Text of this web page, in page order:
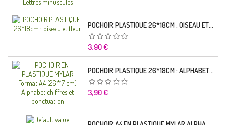
POCHOIR PLASTIQUE 26*18CM : OISEAU ET FLEUR
Prix
3,90 €
POCHOIR PLASTIQUE 26*18CM : ALPHABET (03)
Prix
3,90 €